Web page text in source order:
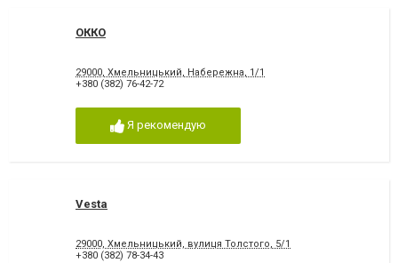
ОККО
29000, Хмельницький, Набережна, 1/1
+380 (382) 76-42-72
Я рекомендую
Vesta
29000, Хмельницький, вулиця Толстого, 5/1
+380 (382) 78-34-43